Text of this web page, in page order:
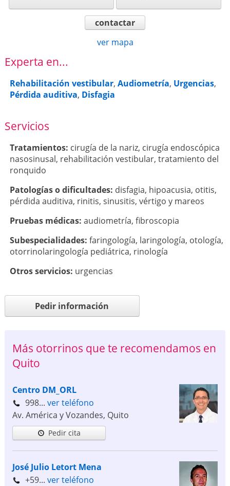
contactar
ver mapa
Experta en...
Rehabilitación vestibular, Audiometría, Urgencias,
Pérdida auditiva, Disfagia
Servicios
Tratamientos: cirugía de la nariz, cirugía endoscópica
nasosinusal, rehabilitación vestibular, tratamiento del
ronquido
Patologí­as o dificultades: disfagia, hipoacusia, otitis,
pérdida auditiva, rinitis, sinusitis, vértigo y mareos
Pruebas médicas: audiometría, fibroscopia
Subespecialidades: faringología, laringología, otología,
otorrinolaringología pediátrica, rinología
Otros servicios: urgencias
Pedir información
Más otorrinos que te recomendamos en
Quito
Centro DM_ORL
998... ver teléfono
Av. América y Vozandes, Quito
Pedir cita
José Julio Letort Mena
+59... ver teléfono